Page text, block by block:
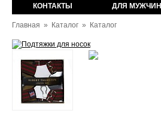
КОНТАКТЫ ДЛЯ МУЖЧИН
Главная » Каталог » Каталог